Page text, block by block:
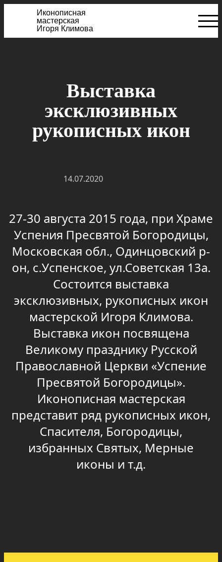
Иконописная
мастерская
Игоря Климова
Выставка
эксклюзивных
рукописных икон
14.07.2020
27-30 августа 2015 года, при Храме
Успения Пресвятой Богородицы,
Московская обл., Одинцовский р-
он, с.Успенское, ул.Советская 13а.
Состоится выставка
эксклюзивных, рукописных икон
мастерской Игоря Климова.
Выставка икон посвящена
Великому празднику Русской
Православной Церкви «Успение
Пресвятой Богородицы».
Иконописная мастерская
представит ряд рукописных икон,
Спасителя, Богородицы,
избранных Святых, Мерные
иконы и т.д.